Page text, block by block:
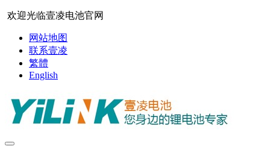
欢迎光临壹凌电池官网
网站地图
联系壹凌
繁體
English